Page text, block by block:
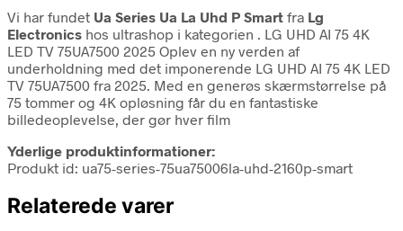
Vi har fundet Ua Series Ua La Uhd P Smart fra Lg
Electronics hos ultrashop i kategorien . LG UHD AI 75 4K
LED TV 75UA7500 2025 Oplev en ny verden af
underholdning med det imponerende LG UHD AI 75 4K LED
TV 75UA7500 fra 2025. Med en generøs skærmstørrelse på
75 tommer og 4K opløsning får du en fantastiske
billedeoplevelse, der gør hver film
Yderlige produktinformationer:
Produkt id: ua75-series-75ua75006la-uhd-2160p-smart
Relaterede varer